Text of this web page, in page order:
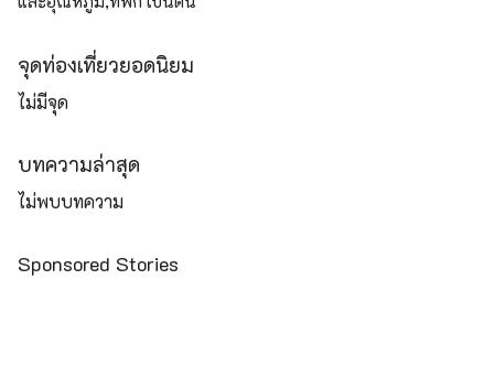
จุดท่องเที่ยวยอดนิยม
ไม่มีจุด
บทความล่าสุด
ไม่พบบทความ
Sponsored Stories